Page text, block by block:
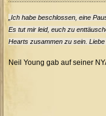
„Ich habe beschlossen, eine
Es tut mir leid, euch zu
Hearts zusammen zu sein. Liebe
Neil Young gab auf seiner